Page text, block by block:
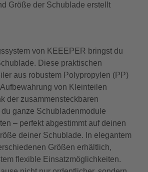
Größe der Schublade erstellt
von KEEEPER bringst du
Diese praktischen
aus robustem Polypropylen (PP)
von Kleinteilen
der zusammensteckbaren
du ganze Schubladenmodule
– perfekt abgestimmt auf deinen
deiner Schublade. In elegantem
Größen erhältlich,
flexible Einsatzmöglichkeiten.